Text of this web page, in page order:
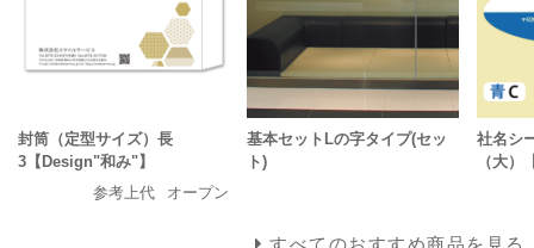
封筒（定型サイズ）長
3【Design"和み"】
参考上代
オープン
基本セットLの字タイプ(セッ
ト)
社名シ
（大）
すべてのおすすめ商品を見る